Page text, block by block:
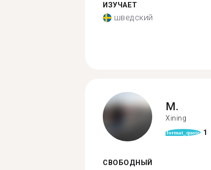
ИЗУЧАЕТ
шведский
M.
Xining
format_quote 1
СВОБОДНЫЙ